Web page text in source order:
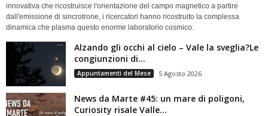
innovativa che ricostruisce l'orientazione del campo magnetico a partire
dall'emissione di sincrotrone, i ricercatori hanno ricostruito la complessa
dinamica che plasma questo enorme laboratorio cosmico.
Alzando gli occhi al cielo – Vale la sveglia?Le
congiunzioni di...
Appuntamenti del Mese 5 Agosto 2026
News da Marte #45: un mare di poligoni,
Curiosity risale Valle...